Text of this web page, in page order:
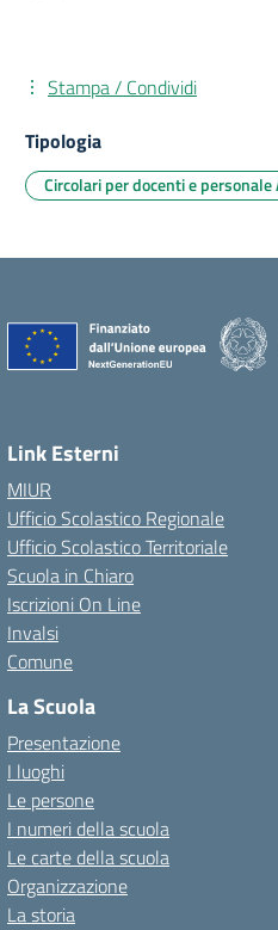
Stampa / Condividi
Tipologia
Circolari per docenti e personale
Link Esterni
MIUR
Ufficio Scolastico Regionale
Ufficio Scolastico Territoriale
Scuola in Chiaro
Iscrizioni On Line
Invalsi
Comune
La Scuola
Presentazione
I luoghi
Le persone
I numeri della scuola
Le carte della scuola
Organizzazione
La storia